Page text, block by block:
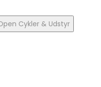
Cykler & Udstyr